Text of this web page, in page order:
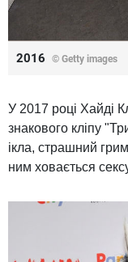
2016 © Getty images
У 2017 році Хайді
знакового кліпу
ікла, страшний
ним ховається